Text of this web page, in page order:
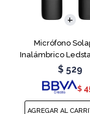
Micrófono
Inalámbrico
$ 529
$